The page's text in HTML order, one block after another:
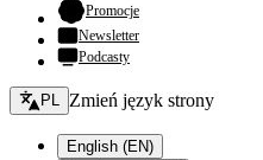
Promocje- otwiera się w nowej
Newsletter
Podcasty
Zmień język - bieżący:
PL Zmień język strony
English (EN)